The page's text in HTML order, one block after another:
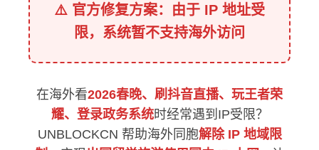
⚠️ 官方修复方案：由于 IP 地址受
限，系统暂不支持海外访问
在海外看2026春晚、刷抖音直播、玩王者荣
耀、登录政务系统时经常遇到IP受限？
UNBLOCKCN 帮助海外同胞解除 IP 地域限